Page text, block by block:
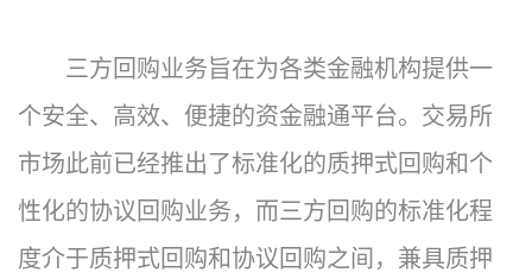
三方回购业务旨在为各类金融机构提供一
个安全、高效、便捷的资金融通平台。交易所
市场此前已经推出了标准化的质押式回购和个
性化的协议回购业务，而三方回购的标准化程
度介于质押式回购和协议回购之间，兼具质押